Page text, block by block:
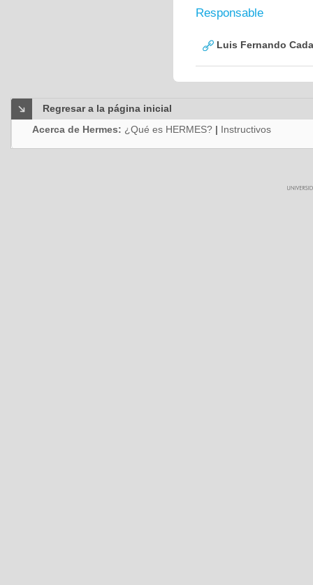
Responsable
Luis Fernando
Regresar a la página inicial
Acerca de Hermes: ¿Qué es HERMES? | Instructivos